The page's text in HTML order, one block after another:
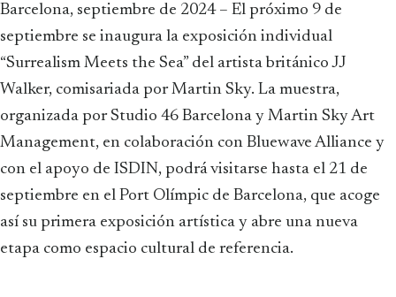
Barcelona, septiembre de 2024 – El próximo 9 de
septiembre se inaugura la exposición individual
“Surrealism Meets the Sea” del artista británico JJ
Walker, comisariada por Martin Sky. La muestra,
organizada por Studio 46 Barcelona y Martin Sky Art
Management, en colaboración con Bluewave Alliance y
con el apoyo de ISDIN, podrá visitarse hasta el 21 de
septiembre en el Port Olímpic de Barcelona, que acoge
así su primera exposición artística y abre una nueva
etapa como espacio cultural de referencia.